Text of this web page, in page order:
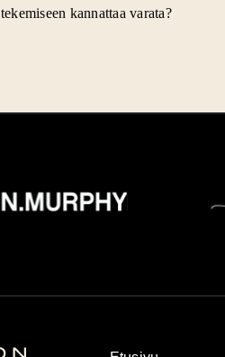
tekemiseen kannattaa varata?